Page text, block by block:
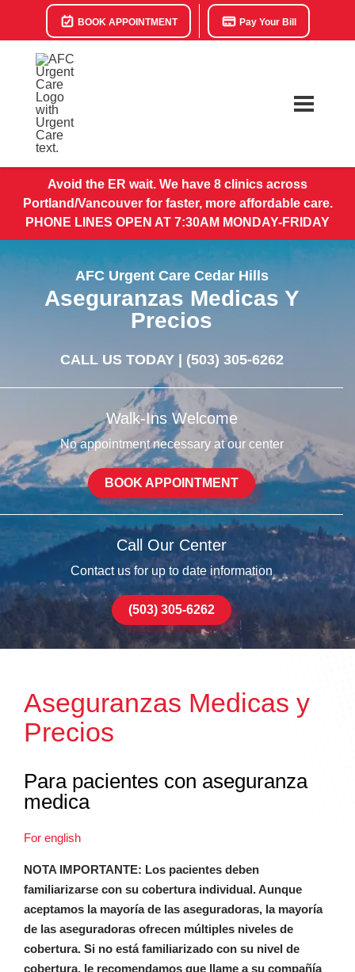
BOOK APPOINTMENT Pay Your Bill
Avoid the ER wait. We have 8 clinics across
Portland/Vancouver for faster, more affordable care.
PHONE LINES OPEN AT 7:30AM MONDAY-FRIDAY
AFC Urgent Care Cedar Hills
Aseguranzas Medicas Y
Precios
CALL US TODAY | (503) 305-6262
Walk-Ins Welcome
No appointment necessary at our center
BOOK APPOINTMENT
Call Our Center
Contact us for up to date information
(503) 305-6262
Aseguranzas Medicas y
Precios
Para pacientes con aseguranza
medica
For english
NOTA IMPORTANTE: Los pacientes deben
familiarizarse con su cobertura individual. Aunque
aceptamos la mayoría de las aseguradoras, la mayoría
de las aseguradoras ofrecen múltiples niveles de
cobertura. Si no está familiarizado con su nivel de
cobertura, le recomendamos que llame a su compañía